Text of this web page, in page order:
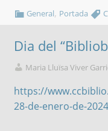
General, Portada
Dia del
Maria Lluïsa Viver
https://
28-de-enero-de-